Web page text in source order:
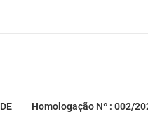
Homologação Nº : 002/